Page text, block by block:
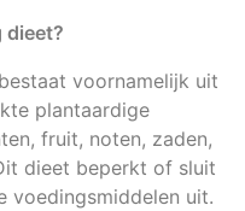
dieet?
voornamelijk uit
plantaardige
fruit, noten, zaden,
dieet beperkt of sluit
voedingsmiddelen uit.